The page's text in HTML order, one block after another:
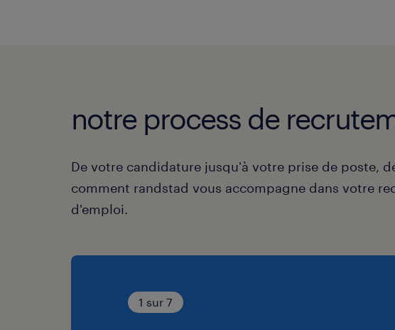
notre process de
De votre candidature jusqu'à votre prise de poste,
comment randstad vous accompagne dans votre
d'emploi.
1 sur 7